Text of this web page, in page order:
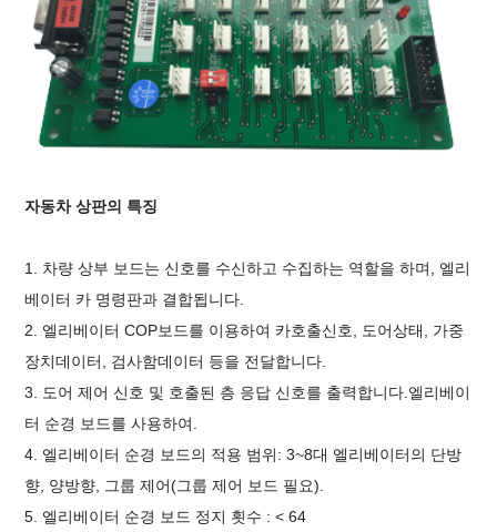
자동차 상판의 특징
1. 차량 상부 보드는 신호를 수신하고 수집하는 역할을 하며, 엘리
베이터 카 명령판과 결합됩니다.
2. 엘리베이터 COP보드를 이용하여 카호출신호, 도어상태, 가중
장치데이터, 검사함데이터 등을 전달합니다.
3. 도어 제어 신호 및 호출된 층 응답 신호를 출력합니다. 엘리베이
터 순경 보드를 사용하여
4. 엘리베이터 순경 보드의 적용 범위: 3~8대 엘리베이터의 단방
향, 양방향, 그룹 제어(그룹 제어 보드 필요).
5. 엘리베이터 순경 보드 정지 횟수 : < 64